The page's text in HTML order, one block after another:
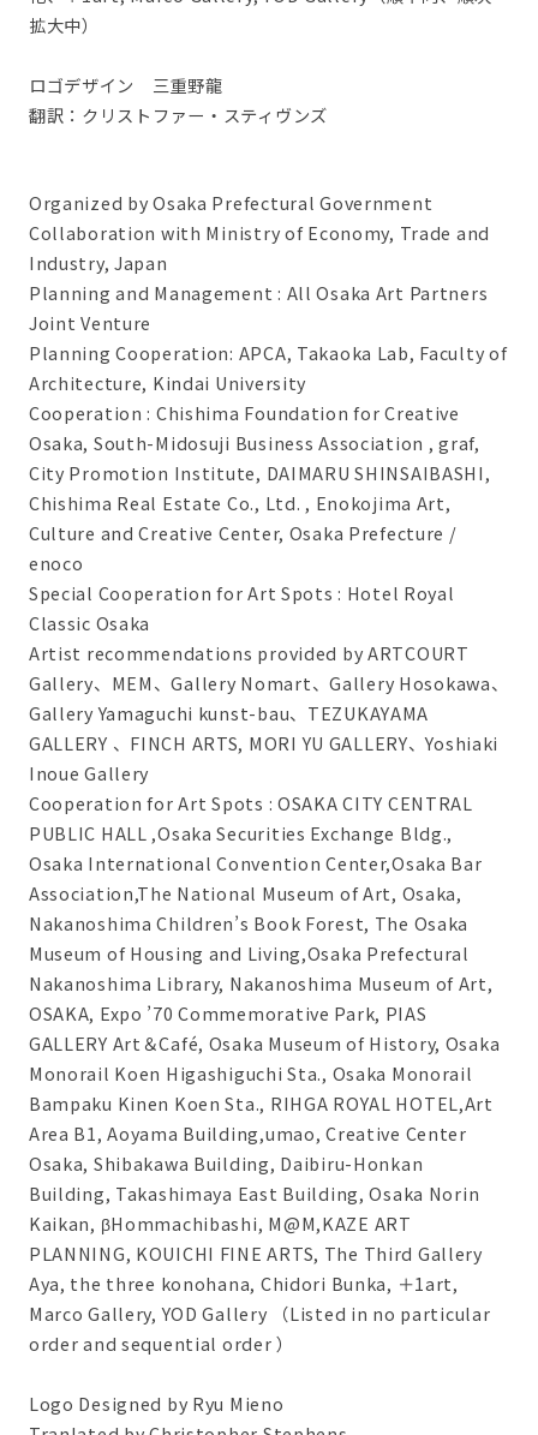
拡大中）
ロゴデザイン 三重野龍
翻訳：クリストファー・スティヴンズ
Organized by Osaka Prefectural Government
Collaboration with Ministry of Economy, Trade and
Industry, Japan
Planning and Management : All Osaka Art Partners
Joint Venture
Planning Cooperation: APCA, Takaoka Lab, Faculty of
Architecture, Kindai University
Cooperation : Chishima Foundation for Creative
Osaka, South-Midosuji Business Association , graf,
City Promotion Institute, DAIMARU SHINSAIBASHI,
Chishima Real Estate Co., Ltd. , Enokojima Art,
Culture and Creative Center, Osaka Prefecture /
enoco
Special Cooperation for Art Spots : Hotel Royal
Classic Osaka
Artist recommendations provided by ARTCOURT
Gallery、MEM、Gallery Nomart、Gallery Hosokawa、
Gallery Yamaguchi kunst-bau、TEZUKAYAMA
GALLERY 、FINCH ARTS, MORI YU GALLERY、Yoshiaki
Inoue Gallery
Cooperation for Art Spots : OSAKA CITY CENTRAL
PUBLIC HALL ,Osaka Securities Exchange Bldg.,
Osaka International Convention Center,Osaka Bar
Association,The National Museum of Art, Osaka,
Nakanoshima Children’s Book Forest, The Osaka
Museum of Housing and Living,Osaka Prefectural
Nakanoshima Library, Nakanoshima Museum of Art,
OSAKA, Expo ’70 Commemorative Park, PIAS
GALLERY Art＆Café, Osaka Museum of History, Osaka
Monorail Koen Higashiguchi Sta., Osaka Monorail
Bampaku Kinen Koen Sta., RIHGA ROYAL HOTEL,Art
Area B1, Aoyama Building,umao, Creative Center
Osaka, Shibakawa Building, Daibiru-Honkan
Building, Takashimaya East Building, Osaka Norin
Kaikan, βHommachibashi, M@M,KAZE ART
PLANNING, KOUICHI FINE ARTS, The Third Gallery
Aya, the three konohana, Chidori Bunka, ＋1art,
Marco Gallery, YOD Gallery （Listed in no particular
order and sequential order ）
Logo Designed by Ryu Mieno